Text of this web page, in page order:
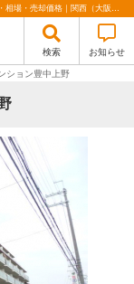
シーアイマンション豊中上野｜マンションの購入・売り物件、売却査定・相場・売却価格｜関西（大阪・北摂・神戸）・関東（東京）で不動産の購入・売却、注文住宅、リノベーションの事なら株式会社ハウスコミュニケーション
検索 お知らせ
ション豊中上野